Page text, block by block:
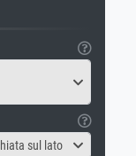
sul lato